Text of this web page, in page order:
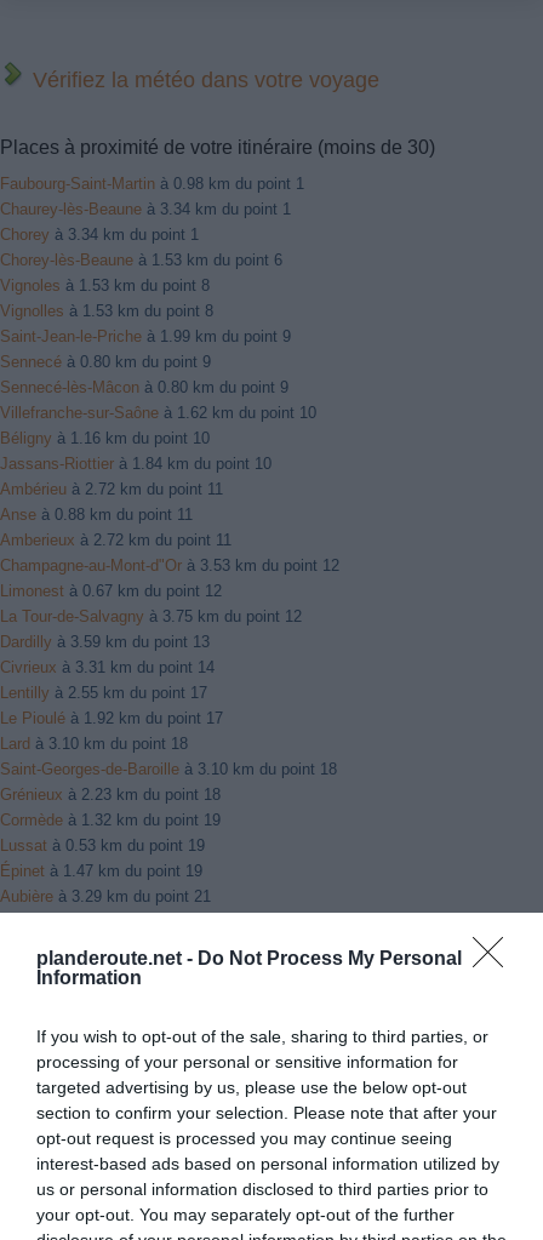
planderoute.net - Do Not Process My Personal
Information
If you wish to opt-out of the sale, sharing to third parties, or
processing of your personal or sensitive information for
targeted advertising by us, please use the below opt-out
section to confirm your selection. Please note that after your
opt-out request is processed you may continue seeing
interest-based ads based on personal information utilized by
us or personal information disclosed to third parties prior to
your opt-out. You may separately opt-out of the further
Vérifiez la météo dans votre voyage
Places à proximité de votre itinéraire (moins de 30)
Faubourg-Saint-Martin à 0.98 km du point 1
Chaurey-lès-Beaune à 3.34 km du point 1
Chorey à 3.34 km du point 1
Chorey-lès-Beaune à 1.53 km du point 6
Vignoles à 1.53 km du point 8
Vignolles à 1.53 km du point 8
Saint-Jean-le-Priche à 1.99 km du point 9
Sennecé à 0.80 km du point 9
Sennecé-lès-Mâcon à 0.80 km du point 9
Villefranche-sur-Saône à 1.62 km du point 10
Béligny à 1.16 km du point 10
Jassans-Riottier à 1.84 km du point 10
Ambérieu à 2.72 km du point 11
Anse à 0.88 km du point 11
Amberieux à 2.72 km du point 11
Champagne-au-Mont-d"Or à 3.53 km du point 12
Limonest à 0.67 km du point 12
La Tour-de-Salvagny à 3.75 km du point 12
Dardilly à 3.59 km du point 13
Civrieux à 3.31 km du point 14
Lentilly à 2.55 km du point 17
Le Pioulé à 1.92 km du point 17
Lard à 3.10 km du point 18
Saint-Georges-de-Baroille à 3.10 km du point 18
Grénieux à 2.23 km du point 18
Cormède à 1.32 km du point 19
Lussat à 0.53 km du point 19
Épinet à 1.47 km du point 19
Aubière à 3.29 km du point 21
Gravanches
à 3.49 km du point 21
Massiacà 2.19 km du point 22
Aurouze
à 3.69 km du point 24
Bredom
à 1.22 km du point 25
Chastel-sur-Murat
à 0.90 km du point 25
à 0.90 km du point 25
Laveissière
à 6.05 km du point 26
à 5.90 km du point 26
à 5.00 km du point 26
Giouà 2.54 km du point 27